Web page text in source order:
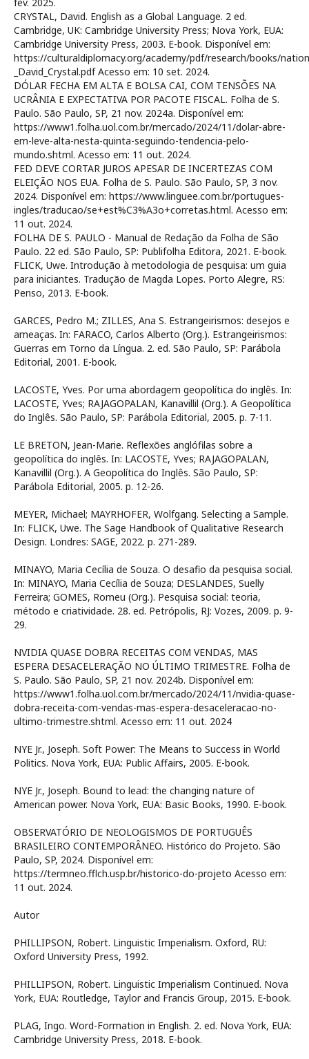
CRYSTAL, David. English as a Global Language. 2 ed.
Cambridge, UK: Cambridge University Press; Nova York, EUA:
Cambridge University Press, 2003. E-book. Disponível em:
https://culturaldiplomacy.org/academy/pdf/research/books/
_David_Crystal.pdf Acesso em: 10 set. 2024.
DÓLAR FECHA EM ALTA E BOLSA CAI, COM TENSÕES NA
UCRÂNIA E EXPECTATIVA POR PACOTE FISCAL. Folha de S.
Paulo. São Paulo, SP, 21 nov. 2024a. Disponível em:
https://www1.folha.uol.com.br/mercado/2024/11/dolar-abre-
em-leve-alta-nesta-quinta-seguindo-tendencia-pelo-
mundo.shtml. Acesso em: 11 out. 2024.
FED DEVE CORTAR JUROS APESAR DE INCERTEZAS COM
ELEIÇÃO NOS EUA. Folha de S. Paulo. São Paulo, SP, 3 nov.
2024. Disponível em: https://www.linguee.com.br/portugues-
ingles/traducao/se+est%C3%A3o+corretas.html. Acesso em:
11 out. 2024.
FOLHA DE S. PAULO - Manual de Redação da Folha de São
Paulo. 22 ed. São Paulo, SP: Publifolha Editora, 2021. E-book.
FLICK, Uwe. Introdução à metodologia de pesquisa: um guia
para iniciantes. Tradução de Magda Lopes. Porto Alegre, RS:
Penso, 2013. E-book.
GARCES, Pedro M.; ZILLES, Ana S. Estrangeirismos: desejos e
ameaças. In: FARACO, Carlos Alberto (Org.). Estrangeirismos:
Guerras em Torno da Língua. 2. ed. São Paulo, SP: Parábola
Editorial, 2001. E-book.
LACOSTE, Yves. Por uma abordagem geopolítica do inglês. In:
LACOSTE, Yves; RAJAGOPALAN, Kanavillil (Org.). A Geopolítica
do Inglês. São Paulo, SP: Parábola Editorial, 2005. p. 7-11.
LE BRETON, Jean-Marie. Reflexões anglófilas sobre a
geopolítica do inglês. In: LACOSTE, Yves; RAJAGOPALAN,
Kanavillil (Org.). A Geopolítica do Inglês. São Paulo, SP:
Parábola Editorial, 2005. p. 12-26.
MEYER, Michael; MAYRHOFER, Wolfgang. Selecting a Sample.
In: FLICK, Uwe. The Sage Handbook of Qualitative Research
Design. Londres: SAGE, 2022. p. 271-289.
MINAYO, Maria Cecília de Souza. O desafio da pesquisa social.
In: MINAYO, Maria Cecília de Souza; DESLANDES, Suelly
Ferreira; GOMES, Romeu (Org.). Pesquisa social: teoria,
método e criatividade. 28. ed. Petrópolis, RJ: Vozes, 2009. p. 9-
29.
NVIDIA QUASE DOBRA RECEITAS COM VENDAS, MAS
ESPERA DESACELERAÇÃO NO ÚLTIMO TRIMESTRE. Folha de
S. Paulo. São Paulo, SP, 21 nov. 2024b. Disponível em:
https://www1.folha.uol.com.br/mercado/2024/11/nvidia-quase-
dobra-receita-com-vendas-mas-espera-desaceleracao-no-
ultimo-trimestre.shtml. Acesso em: 11 out. 2024
NYE Jr., Joseph. Soft Power: The Means to Success in World
Politics. Nova York, EUA: Public Affairs, 2005. E-book.
NYE Jr., Joseph. Bound to lead: the changing nature of
American power. Nova York, EUA: Basic Books, 1990. E-book.
OBSERVATÓRIO DE NEOLOGISMOS DE PORTUGUÊS
BRASILEIRO CONTEMPORÂNEO. Histórico do Projeto. São
Paulo, SP, 2024. Disponível em:
https://termneo.fflch.usp.br/historico-do-projeto Acesso em:
11 out. 2024.
Autor
PHILLIPSON, Robert. Linguistic Imperialism. Oxford, RU:
Oxford University Press, 1992.
PHILLIPSON, Robert. Linguistic Imperialism Continued. Nova
York, EUA: Routledge, Taylor and Francis Group, 2015. E-book.
PLAG, Ingo. Word-Formation in English. 2. ed. Nova York, EUA:
Cambridge University Press, 2018. E-book.